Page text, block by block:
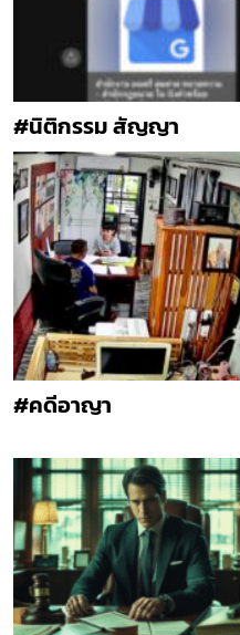
#นิติกรรม สัญญา
#คดีอาญา